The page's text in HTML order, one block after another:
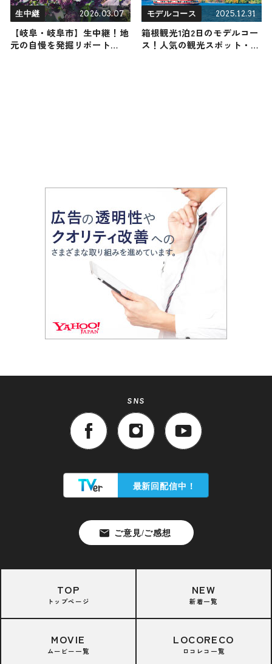
生中継 2026.03.07
【岐阜・岐阜市】生中継！地
元の自慢を発掘リポート
モデルコース 2025.12.31
箱根観光1泊2日のモデルコー
ス！人気の観光スポット・名
SNS
TOP
トップページ
NEW
新着一覧
MOVIE
ムービー一覧
LOCORECO
ロコレコ一覧